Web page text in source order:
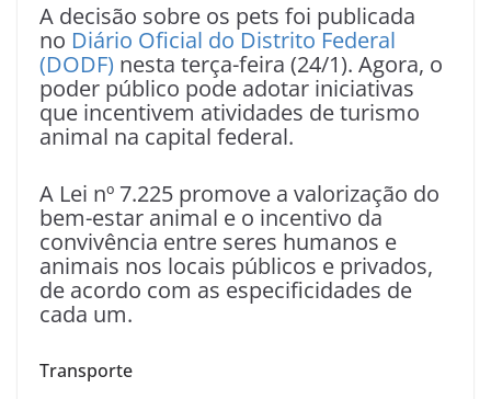
A decisão sobre os pets foi publicada
no Diário Oficial do Distrito Federal
(DODF) nesta terça-feira (24/1). Agora, o
poder público pode adotar iniciativas
que incentivem atividades de turismo
animal na capital federal.
A Lei nº 7.225 promove a valorização do
bem-estar animal e o incentivo da
convivência entre seres humanos e
animais nos locais públicos e privados,
de acordo com as especificidades de
cada um.
Transporte